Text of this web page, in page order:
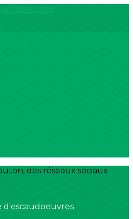
des réseaux sociaux